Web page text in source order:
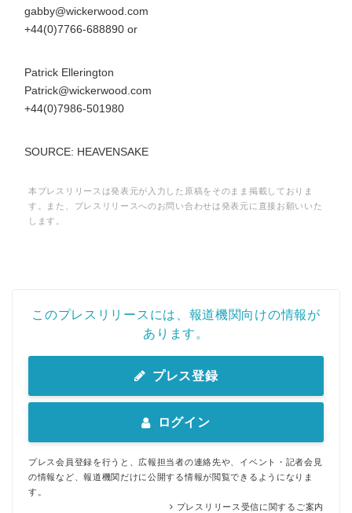
gabby@wickerwood.com
+44(0)7766-688890 or
Patrick Ellerington
Patrick@wickerwood.com
+44(0)7986-501980
SOURCE: HEAVENSAKE
本プレスリリースは発表元が入力した原稿をそのまま掲載しておりま
す。また、プレスリリースへのお問い合わせは発表元に直接お願いいた
します。
このプレスリリースには、報道機関向けの情報が
あります。
プレス登録
ログイン
プレス会員登録を行うと、広報担当者の連絡先や、イベント・記者会見
の情報など、報道機関だけに公開する情報が閲覧できるようになりま
す。
プレスリリース受信に関するご案内
Japanese